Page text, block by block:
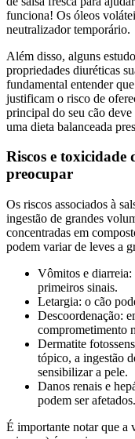
funciona! Os óleos
neutralizador temporário.
Além disso, alguns
propriedades diuréticas
fundamental entender
justificam o risco de
principal do seu cão
uma dieta balanceada
Riscos e toxicidade
preocupar
Os riscos associados à
ingestão de grandes
concentradas em
podem variar de leves a
Vômitos e diarreia:
primeiros sinais.
Letargia: o cão
Descoordenação:
comprometimento
Dermatite
tópico, a ingestão
sensibilizar a pele.
Danos renais e
podem ser afetados.
É importante notar que a